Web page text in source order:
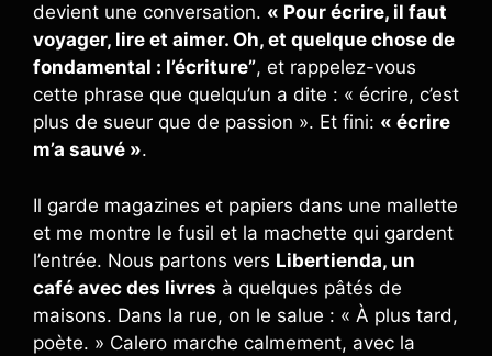
devient une conversation. « Pour écrire, il faut
voyager, lire et aimer. Oh, et quelque chose de
fondamental : l’écriture”, et rappelez-vous
cette phrase que quelqu’un a dite : « écrire, c’est
plus de sueur que de passion ». Et fini: « écrire
m’a sauvé ».
Il garde magazines et papiers dans une mallette
et me montre le fusil et la machette qui gardent
l’entrée. Nous partons vers Libertienda, un
café avec des livres à quelques pâtés de
maisons. Dans la rue, on le salue : « À plus tard,
poète. » Calero marche calmement, avec la